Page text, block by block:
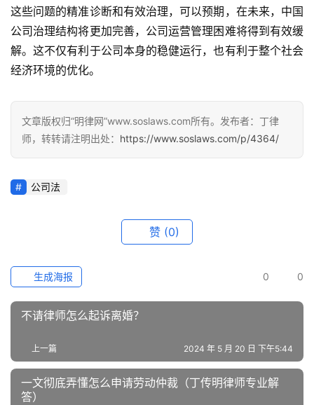
这些问题的精准诊断和有效治理，可以预期，在未来，中国
公司治理结构将更加完善，公司运营管理困难将得到有效缓
解。这不仅有利于公司本身的稳健运行，也有利于整个社会
经济环境的优化。
文章版权归“明律网”www.soslaws.com所有。发布者：丁律
师，转转请注明出处： https://www.soslaws.com/p/4364/
公司法
赞 (0)
0 0
生成海报
不请律师怎么起诉离婚？
上一篇 2024 年 5 月 20 日 下午5:44
一文彻底弄懂怎么申请劳动仲裁（丁传明律师专业解
答）